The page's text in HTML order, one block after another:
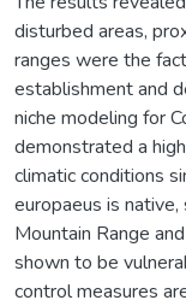
disturbed areas,
ranges were the
establishment and
niche modeling for
demonstrated a
climatic conditions
europaeus is
Mountain Range
shown to be
control measures